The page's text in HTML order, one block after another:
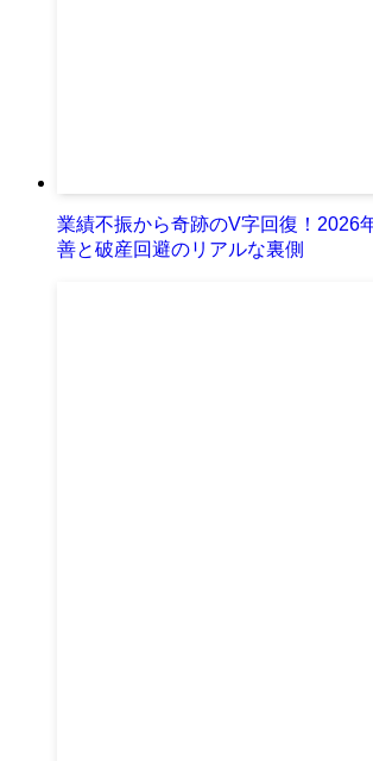
業績不振から奇跡のV字回復！2026
善と破産回避のリアルな裏側